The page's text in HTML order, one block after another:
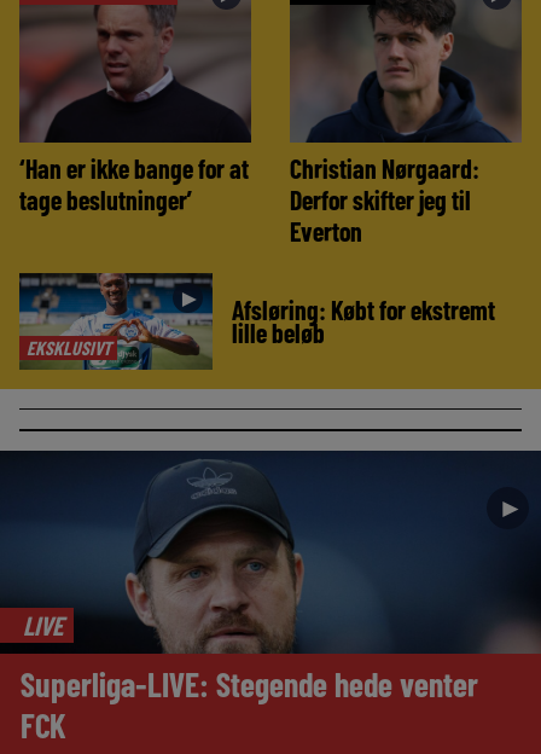
‘Han er ikke bange for at
tage beslutninger’
Christian Nørgaard:
Derfor skifter jeg til
Everton
EKSKLUSIVT
► Afsløring: Købt for ekstremt
lille beløb
►
LIVE
Superliga-LIVE: Stegende hede venter
FCK